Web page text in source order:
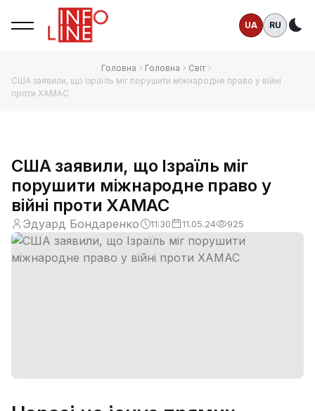
UA RU
Головна Головна
Світ
США заявили, що Ізраїль міг порушити міжнародне право у війні
проти ХАМАС
США заявили, що Ізраїль міг
порушити міжнародне право у
війні проти ХАМАС
Эдуард Бондаренко 11:30 11.05.24 925